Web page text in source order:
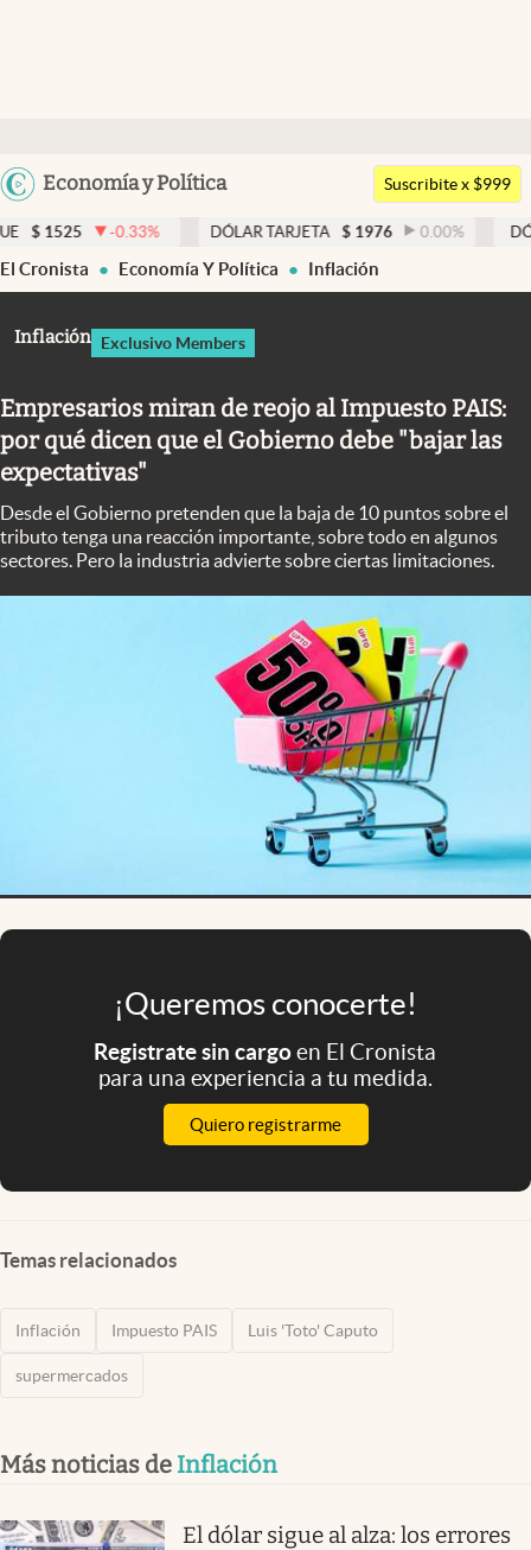
Argentina
Economía y Política
Members
Economía y Política
Finanzas y Mercados
Columnistas
Otras secciones
Infotechnology
Suscribite x $999
-0.33% DÓLAR TARJETA $ 1976 0.00% DÓLAR MEP
El Cronista Economía Y Política Inflación
Inflación Exclusivo Members
Empresarios miran de reojo al Impuesto PAIS:
por qué dicen que el Gobierno debe "bajar las
expectativas"
Desde el Gobierno pretenden que la baja de 10 puntos sobre el
tributo tenga una reacción importante, sobre todo en algunos
sectores. Pero la industria advierte sobre ciertas limitaciones.
¡Queremos conocerte!
Registrate sin cargoen El Cronista
para una experiencia a tu medida.
Quiero registrarme
Temas relacionados
Inflación Impuesto PAIS Luis 'Toto' Caputo
supermercados
Más noticias de Inflación
El dólar sigue al alza: los errores